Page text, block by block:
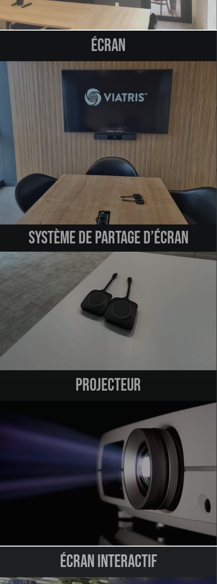
Écran
Système de partage d’écran
projecteur
Écran interactif